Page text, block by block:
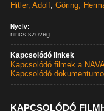
Hitler, Adolf,Göring,
Nyelv:
nincs szöveg
Kapcsolódó linkek
Kapcsolódó filmek a
Kapcsolódó
KAPCSOLÓDÓ